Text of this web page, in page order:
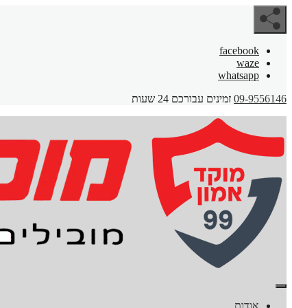
facebook
waze
whatsapp
09-9556146 זמינים עבורכם 24 שעות
אודות